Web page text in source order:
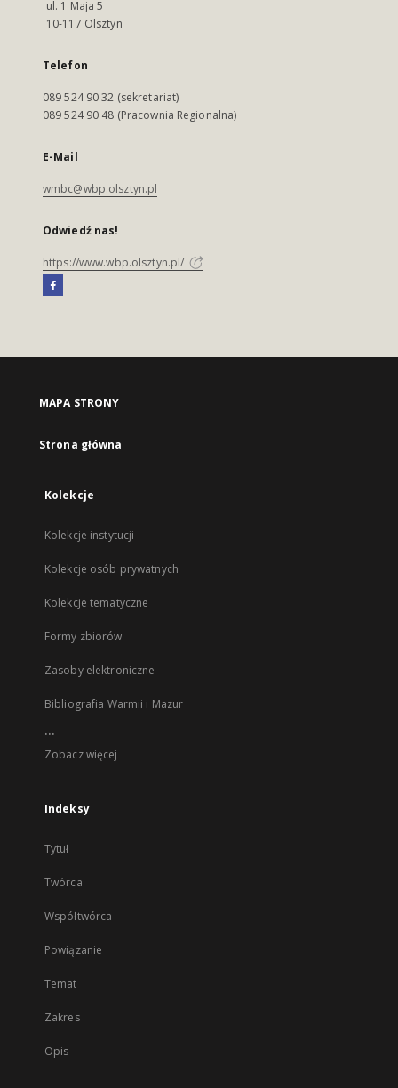
ul. 1 Maja 5
10-117 Olsztyn
Telefon
089 524 90 32 (sekretariat)
089 524 90 48 (Pracownia Regionalna)
E-Mail
wmbc@wbp.olsztyn.pl
Odwiedź nas!
https://www.wbp.olsztyn.pl/
MAPA STRONY
Strona główna
Kolekcje
Kolekcje instytucji
Kolekcje osób prywatnych
Kolekcje tematyczne
Formy zbiorów
Zasoby elektroniczne
Bibliografia Warmii i Mazur
...
Zobacz więcej
Indeksy
Tytuł
Twórca
Współtwórca
Powiązanie
Temat
Zakres
Opis